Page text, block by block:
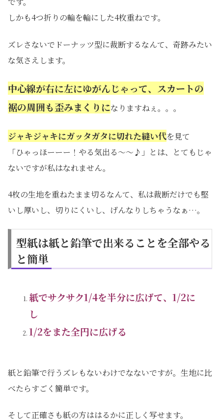
しかも4つ折りの輪を輪にした4枚重ねです。
ズレさないでドーナッツ型に裁断するなんて、奇跡みたい
な気さえします。
中心線が右に左にゆがんじゃって、スカートの
裾の周囲も歪みまくりになりますねぇ。。。
ジャキジャキにガッタガタに切れた縫い代を見て
「ひゃっほーーー！やる気出る～～♪」とは、とてもじゃ
ないですが私はなれません。
4枚の生地を重ねたまま切るなんて、私は裁断だけでも堅
いし厚いし、切りにくいし、げんなりしちゃうなぁ…。
型紙は紙と鉛筆で出来ることを全部やる
と簡単
紙でサクサク1/4を半分に広げて、1/2に
し
1/2をまた全円に広げる
紙と鉛筆で行うズレもないわけでなないですが。生地に比
べたらすごく簡単です。
そして正確さも紙の方ははるかに正しく写せます。